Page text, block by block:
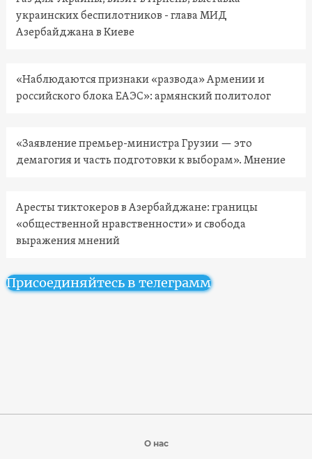
украинских беспилотников - глава МИД
Азербайджана в Киеве
«Наблюдаются признаки «развода» Армении и
российского блока ЕАЭС»: армянский политолог
«Заявление премьер-министра Грузии — это
демагогия и часть подготовки к выборам». Мнение
Аресты тиктокеров в Азербайджане: границы
«общественной нравственности» и свобода
выражения мнений
Присоединяйтесь в телеграмм
О нас